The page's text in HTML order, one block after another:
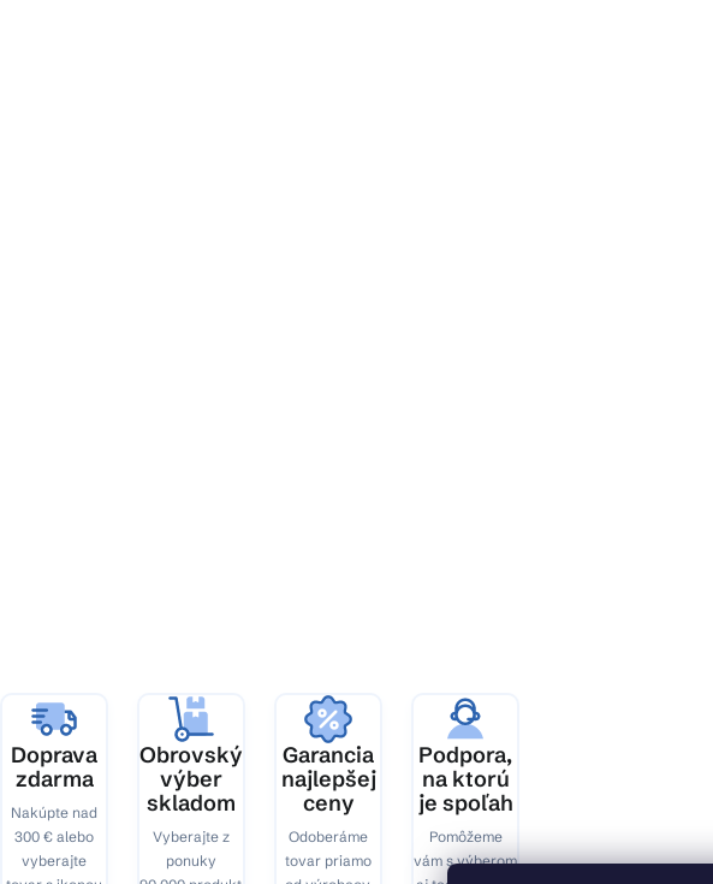
Doprava
zdarma
Nakúpte nad
300 € alebo
vyberajte
Obrovský
výber
skladom
Vyberajte z
ponuky
Garancia
najlepšej
ceny
Odoberáme
tovar priamo
Podpora,
na ktorú
je spoľah
Pomôžeme
vám s výberom